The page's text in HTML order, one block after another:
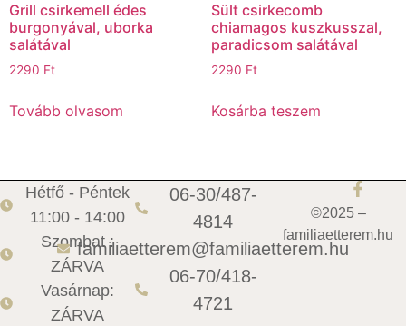
Grill csirkemell édes
burgonyával, uborka
salátával
2290 Ft
Tovább olvasom
Sült csirkecomb
chiamagos kuszkusszal,
paradicsom salátával
2290 Ft
Kosárba teszem
Hétfő - Péntek
11:00 - 14:00
Szombat :
ZÁRVA
Vasárnap:
ZÁRVA
06-30/487-
4814
familiaetterem@familiaetterem.hu
06-70/418-
4721
©2025 –
familiaetterem.hu